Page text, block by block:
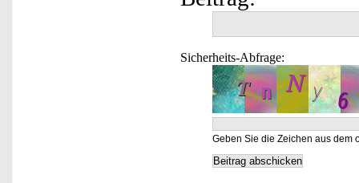
Sicherheits-Abfrage:
Geben Sie die Zeichen aus dem